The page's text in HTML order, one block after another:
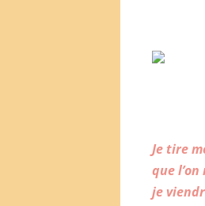
Je tire
que l’on
je